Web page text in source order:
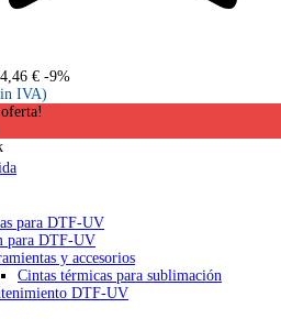
€ -9%
IVA)
para DTF-UV
para DTF-UV
y accesorios
Cintas térmicas para sublimación
DTF-UV